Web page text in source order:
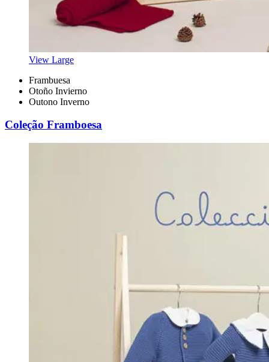
View Large
Frambuesa
Otoño Invierno
Outono Inverno
Coleção Framboesa